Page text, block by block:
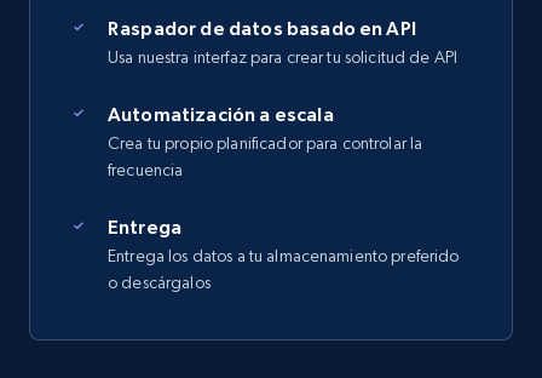
Raspador de datos basado en API
Usa nuestra interfaz para crear tu solicitud de API
Automatización a escala
Crea tu propio planificador para controlar la
frecuencia
Entrega
Entrega los datos a tu almacenamiento preferido
o descárgalos